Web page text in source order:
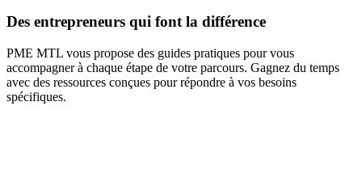
Des entrepreneurs qui font la différence
PME MTL vous propose des guides pratiques pour vous
accompagner à chaque étape de votre parcours. Gagnez du temps
avec des ressources conçues pour répondre à vos besoins
spécifiques.